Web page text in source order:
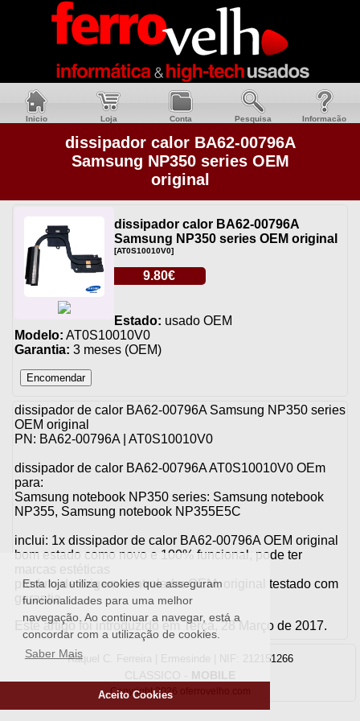
Esta loja utiliza cookies que asseguram
funcionalidades para uma melhor
navegação. Ao continuar a navegar, está a
concordar com a utilização de cookies.
Saber Mais
Aceito Cookies
Inicio Loja Conta Pesquisa Informacão
dissipador calor BA62-00796A
Samsung NP350 series OEM
original
dissipador calor BA62-00796A
Samsung NP350 series OEM original
[AT0S10010V0]
9.80€
Estado: usado OEM
Modelo: AT0S10010V0
Garantia: 3 meses (OEM)
dissipador de calor BA62-00796A Samsung NP350 series
OEM original
PN: BA62-00796A | AT0S10010V0
dissipador de calor BA62-00796A AT0S10010V0 OEm
para:
Samsung notebook NP350 series: Samsung notebook
NP355, Samsung notebook NP355E5C
inclui: 1x dissipador de calor BA62-00796A OEM original
bom estado como novo e 100% funcional, pode ter
marcas estéticas
produto de origem controlada: OEM, original testado com
garantia
Este artigo foi introduzido em Terça, 28 Março de 2017.
Raquel C. Ferreira | Ermesinde | NIF: 212151266
CLASSICO - MOBILE
Copyright 2026 oferrovelho.com